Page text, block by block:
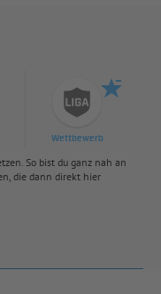
Wettbewerb
So bist du ganz nah an
die dann direkt hier